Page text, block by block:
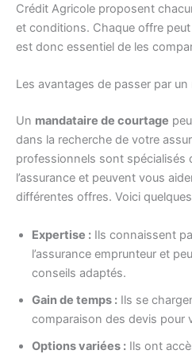
Crédit Agricole proposent
et conditions. Chaque offre
est donc essentiel de les
Les avantages de passer par
Un mandataire de courtage
dans la recherche de votre
professionnels sont spécialisés
l’assurance et peuvent vous
différentes offres. Voici
Expertise : Ils connaissent
l’assurance emprunteur et
conseils adaptés.
Gain de temps : Ils se
comparaison des devis pour
Options variées : Ils ont